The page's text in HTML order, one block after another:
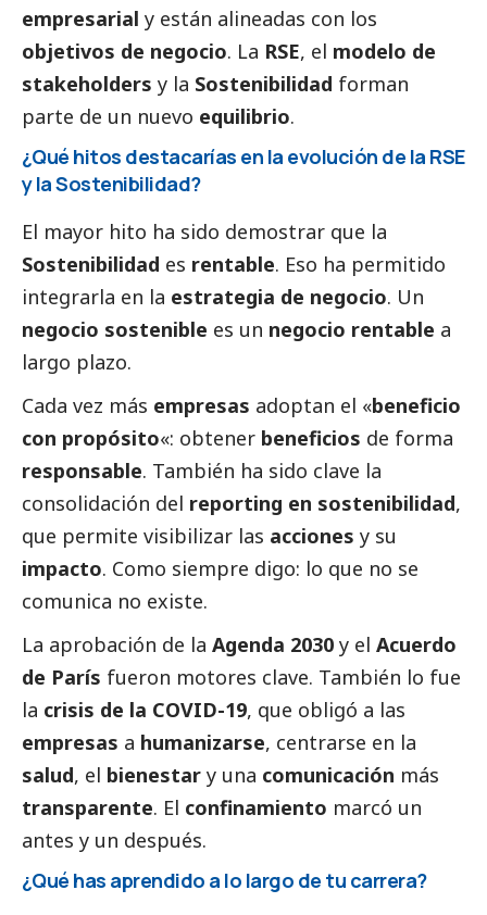
empresarial y están alineadas con los
objetivos de negocio. La RSE, el modelo de
stakeholders y la Sostenibilidad forman
parte de un nuevo equilibrio.
¿Qué hitos destacarías en la evolución de la RSE
y la Sostenibilidad?
El mayor hito ha sido demostrar que la
Sostenibilidad es rentable. Eso ha permitido
integrarla en la estrategia de negocio. Un
negocio sostenible es un negocio rentable a
largo plazo.
Cada vez más empresas adoptan el «beneficio
con propósito«: obtener beneficios de forma
responsable. También ha sido clave la
consolidación del reporting en sostenibilidad,
que permite visibilizar las acciones y su
impacto. Como siempre digo: lo que no se
comunica no existe.
La aprobación de la Agenda 2030 y el Acuerdo
de París fueron motores clave. También lo fue
la crisis de la COVID-19, que obligó a las
empresas a humanizarse, centrarse en la
salud, el bienestar y una comunicación más
transparente. El confinamiento marcó un
antes y un después.
¿Qué has aprendido a lo largo de tu carrera?